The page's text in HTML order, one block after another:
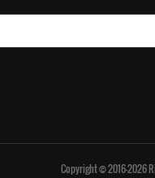
Copyright © 2016-2026